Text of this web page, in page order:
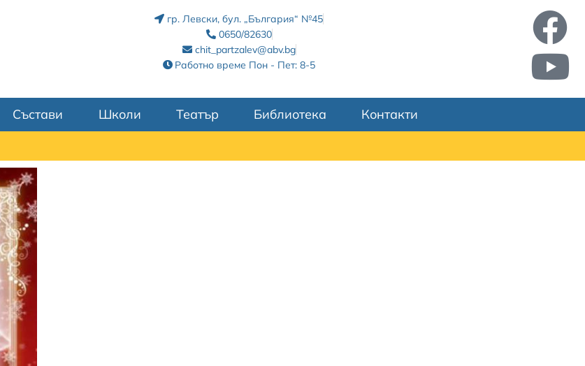
гр. Левски, бул. „България“ №45
0650/82630
chit_partzalev@abv.bg
Работно време Пон - Пет: 8-5
Състави Школи Театър Библиотека Контакти